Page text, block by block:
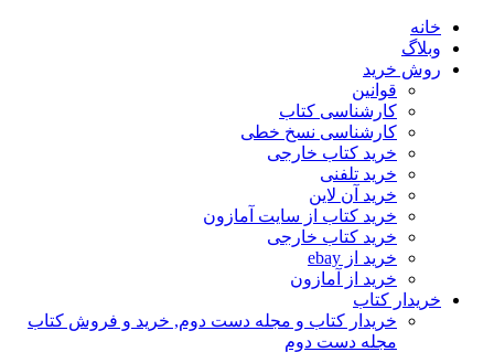
خانه
وبلاگ
روش خرید
قوانین
کارشناسی کتاب
کارشناسی نسخ خطی
خرید کتاب خارجی
خرید تلفنی
خرید آن لاین
خرید کتاب از سایت آمازون
خرید کتاب خارجی
خرید از ebay
خرید از آمازون
خریدار کتاب
خریدار کتاب و مجله دست دوم, خرید و فروش کتاب
مجله دست دوم